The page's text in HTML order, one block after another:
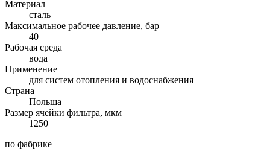
Материал
сталь
Максимальное рабочее давление, бар
40
Рабочая среда
вода
Применение
для систем отопления и водоснабжения
Страна
Польша
Размер ячейки фильтра, мкм
1250
по фабрике